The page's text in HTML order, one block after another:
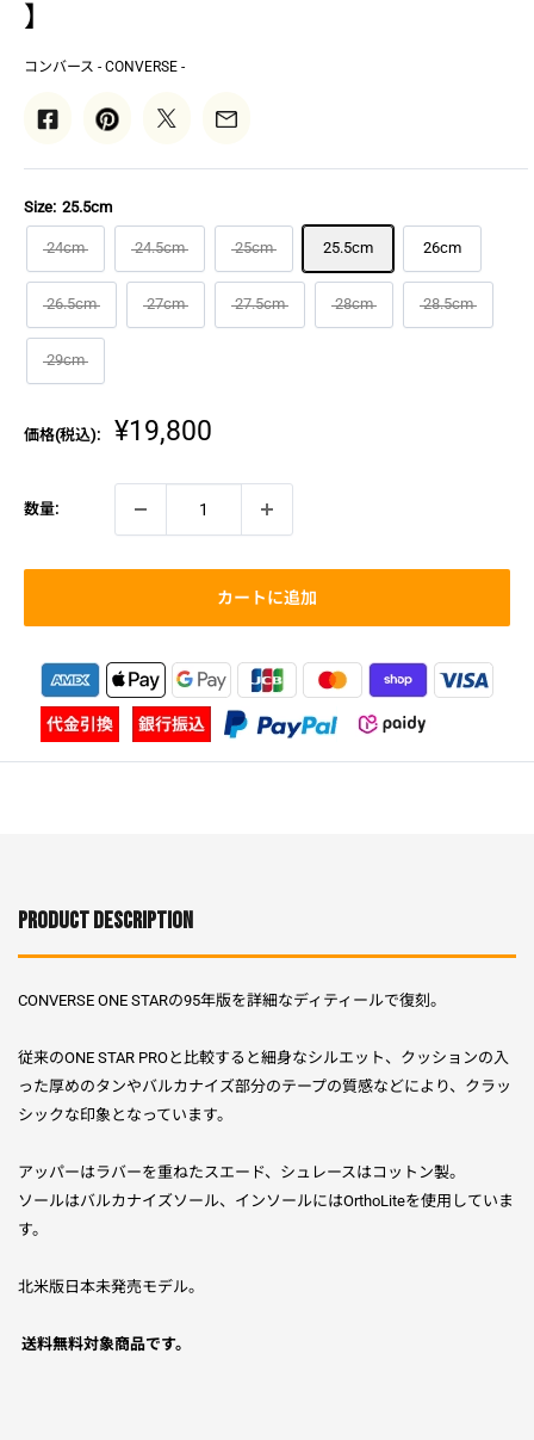
】
コンバース - CONVERSE -
Size: 25.5cm
24cm 24.5cm 25cm 25.5cm 26cm
26.5cm 27cm 27.5cm 28cm 28.5cm
29cm
価格(税込):
販
価
格
¥19,800
数量:
カートに追加
PRODUCT DESCRIPTION
CONVERSE ONE STARの95年版を詳細なディティールで復刻。
従来のONE STAR PROと比較すると細身なシルエット、クッションの入
った厚めのタンやバルカナイズ部分のテープの質感などにより、クラッ
シックな印象となっています。
アッパーはラバーを重ねたスエード、シュレースはコットン製。
ソールはバルカナイズソール、インソールにはOrthoLiteを使用していま
す。
北米版日本未発売モデル。
送料無料対象商品です。